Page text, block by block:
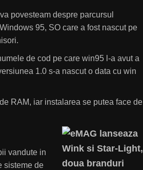
povesteam despre parcursul
95, SO care a fost nascut pe
de cod pe care win95 l-a avut a
1.0 s-a nascut o data cu win
RAM, iar instalarea se putea face de
vandute in
sisteme de